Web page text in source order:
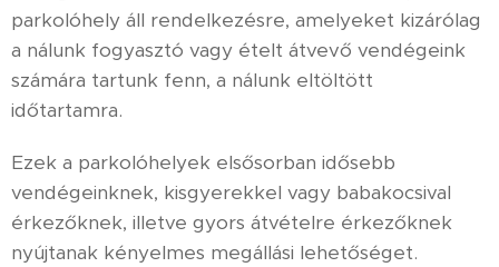
parkolóhely áll rendelkezésre, amelyeket kizárólag
a nálunk fogyasztó vagy ételt átvevő vendégeink
számára tartunk fenn, a nálunk eltöltött
időtartamra.
Ezek a parkolóhelyek elsősorban idősebb
vendégeinknek, kisgyerekkel vagy babakocsival
érkezőknek, illetve gyors átvételre érkezőknek
nyújtanak kényelmes megállási lehetőséget.